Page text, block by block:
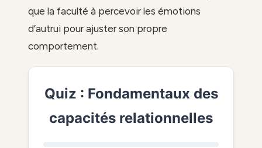
que la faculté à percevoir les émotions
d’autrui pour ajuster son propre
comportement.
Quiz : Fondamentaux des
capacités relationnelles